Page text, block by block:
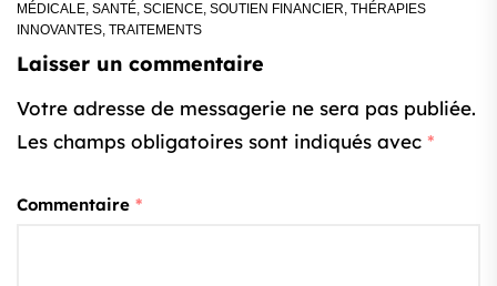
MÉDICALE, SANTÉ, SCIENCE, SOUTIEN FINANCIER, THÉRAPIES
INNOVANTES, TRAITEMENTS
Laisser un commentaire
Votre adresse de messagerie ne sera pas publiée.
Les champs obligatoires sont indiqués avec *
Commentaire *